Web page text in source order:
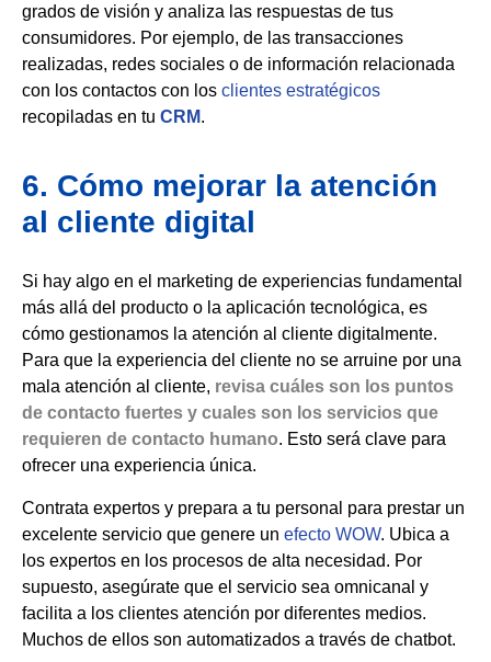
grados de visión y analiza las respuestas de tus
consumidores. Por ejemplo, de las transacciones
realizadas, redes sociales o de información relacionada
con los contactos con los clientes estratégicos
recopiladas en tu CRM.
6. Cómo mejorar la atención
al cliente digital
Si hay algo en el marketing de experiencias fundamental
más allá del producto o la aplicación tecnológica, es
cómo gestionamos la atención al cliente digitalmente.
Para que la experiencia del cliente no se arruine por una
mala atención al cliente, revisa cuáles son los puntos
de contacto fuertes y cuales son los servicios que
requieren de contacto humano. Esto será clave para
ofrecer una experiencia única.
Contrata expertos y prepara a tu personal para prestar un
excelente servicio que genere un efecto WOW. Ubica a
los expertos en los procesos de alta necesidad. Por
supuesto, asegúrate que el servicio sea omnicanal y
facilita a los clientes atención por diferentes medios.
Muchos de ellos son automatizados a través de chatbot.